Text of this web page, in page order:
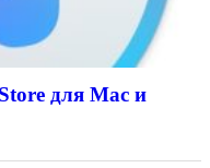
для Mac и